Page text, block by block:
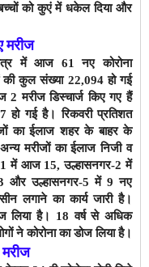
को कुएं में धकेल दिया और
मरीज
में आज 61 नए कोरोना
की कुल संख्या 22,094 हो गई
मरीज डिस्चार्ज किए गए हैं
हो गई है। रिकवरी प्रतिशत
का ईलाज शहर के बाहर के
मरीजों का ईलाज निजी व
1 में आज 15, उल्हासनगर-2 में
और उल्हासनगर-5 में 9 नए
लगाने का कार्य जारी है।
लिया है। 18 वर्ष से अधिक
ने कोरोना का डोज लिया है।